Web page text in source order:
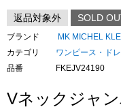
返品対象外 SOLD
ブランド
MK MICHEL
カテゴリ
ワンピース・ド
品番
FKEJV24190
Vネックジャ